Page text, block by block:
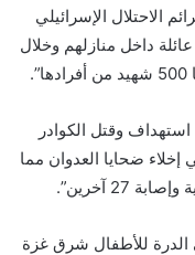
الاحتلال الإسرائيلي
بحق عوائلنا الفلسطينية أدت إلى إبادة 50 عائلة داخل منازلهم وخلال
استهداف وقتل الكوادر
إخلاء ضحايا العدوان مما
الدرة للأطفال شرق غزة